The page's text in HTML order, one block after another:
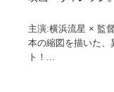
主演:横浜流星 × 監
本の縮図を描いた、
ト！...